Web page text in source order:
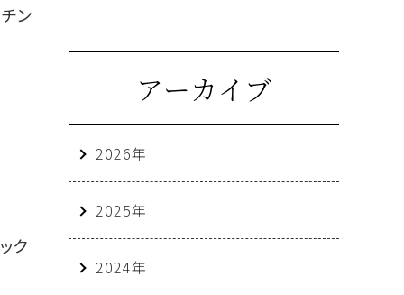
ン
ク
アーカイブ
2026年
2025年
2024年